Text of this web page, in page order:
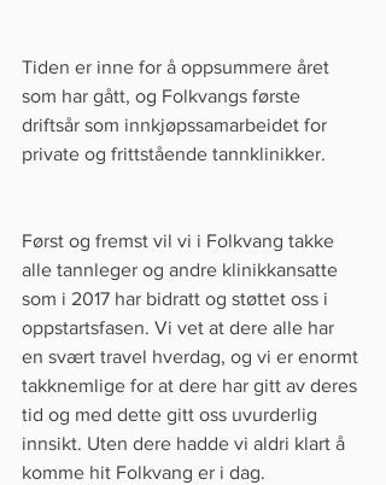
Tiden er inne for å oppsummere året
som har gått, og Folkvangs første
driftsår som innkjøpssamarbeidet for
private og frittstående tannklinikker.
Først og fremst vil vi i Folkvang takke
alle tannleger og andre klinikkansatte
som i 2017 har bidratt og støttet oss i
oppstartsfasen. Vi vet at dere alle har
en svært travel hverdag, og vi er enormt
takknemlige for at dere har gitt av deres
tid og med dette gitt oss uvurderlig
innsikt. Uten dere hadde vi aldri klart å
komme hit Folkvang er i dag.